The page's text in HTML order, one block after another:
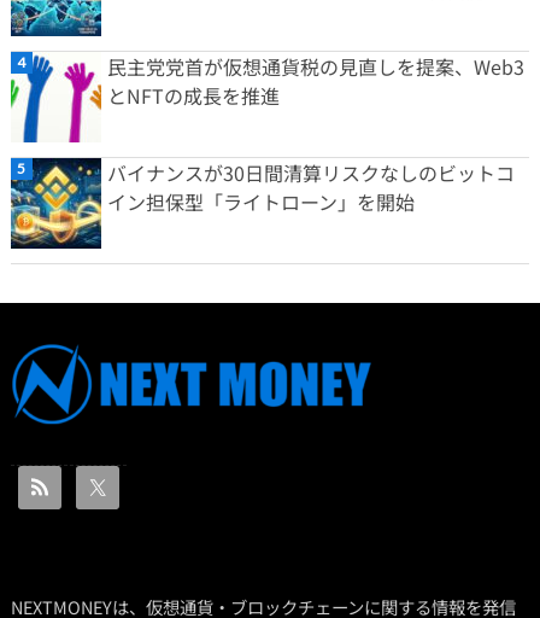
民主党党首が仮想通貨税の見直しを提案、Web3
とNFTの成長を推進
バイナンスが30日間清算リスクなしのビットコ
イン担保型「ライトローン」を開始
NEXTMONEYは、仮想通貨・ブロックチェーンに関する情報を発信